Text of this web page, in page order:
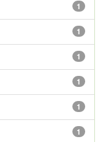
1
1
1
1
1
1